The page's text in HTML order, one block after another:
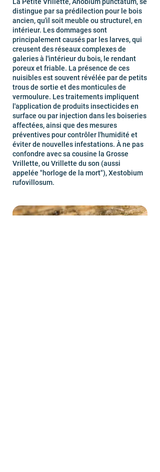
distingue par sa prédilection pour le bois
ancien, qu'il soit meuble ou structurel, en
intérieur. Les dommages sont
principalement causés par les larves, qui
creusent des réseaux complexes de
galeries à l'intérieur du bois, le rendant
poreux et friable. La présence de ces
nuisibles est souvent révélée par de petits
trous de sortie et des monticules de
vermoulure. Les traitements impliquent
l'application de produits insecticides en
surface ou par injection dans les boiseries
affectées, ainsi que des mesures
préventives pour contrôler l'humidité et
éviter de nouvelles infestations. À ne pas
confondre avec sa cousine la Grosse
Vrillette, ou Vrillette du son (aussi
appelée "horloge de la mort"), Xestobium
rufovillosum.